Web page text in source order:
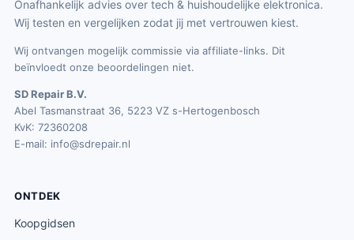
Onafhankelijk advies over tech & huishoudelijke elektronica.
Wij testen en vergelijken zodat jij met vertrouwen kiest.
Wij ontvangen mogelijk commissie via affiliate-links. Dit
beïnvloedt onze beoordelingen niet.
SD Repair B.V.
Abel Tasmanstraat 36, 5223 VZ s-Hertogenbosch
KvK: 72360208
E-mail: info@sdrepair.nl
ONTDEK
Koopgidsen